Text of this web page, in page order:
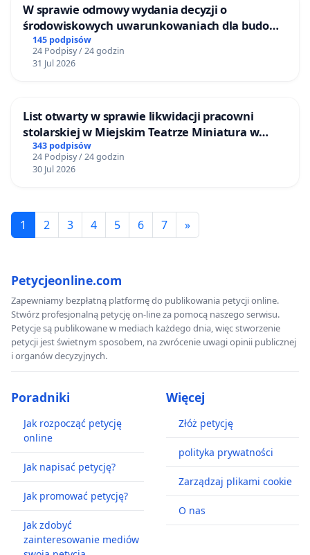
W sprawie odmowy wydania decyzji o
środowiskowych uwarunkowaniach dla budowy
zakładu wytwarzania biometanu „Krynki” w
Ostrowiu Południowym oraz ochrony
mieszkańców i Puszczy Knyszyńskiej
145 podpisów
24 Podpisy / 24 godzin
31 Jul 2026
List otwarty w sprawie likwidacji pracowni
stolarskiej w Miejskim Teatrze Miniatura w
Gdańsku
343 podpisów
24 Podpisy / 24 godzin
30 Jul 2026
1 2 3 4 5 6 7 »
Petycjeonline.com
Zapewniamy bezpłatną platformę do publikowania petycji online.
Stwórz profesjonalną petycję on-line za pomocą naszego serwisu.
Petycje są publikowane w mediach każdego dnia, więc stworzenie
petycji jest świetnym sposobem, na zwrócenie uwagi opinii publicznej
i organów decyzyjnych.
Poradniki
Jak rozpocząć petycję
online
Jak napisać petycję?
Jak promować petycję?
Jak zdobyć
zainteresowanie mediów
Więcej
Złóż petycję
polityka prywatności
Zarządzaj plikami cookie
O nas